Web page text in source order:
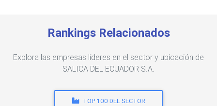
Rankings Relacionados
Explora las empresas líderes en el sector y ubicación de
SALICA DEL ECUADOR S.A.
TOP 100 DEL SECTOR